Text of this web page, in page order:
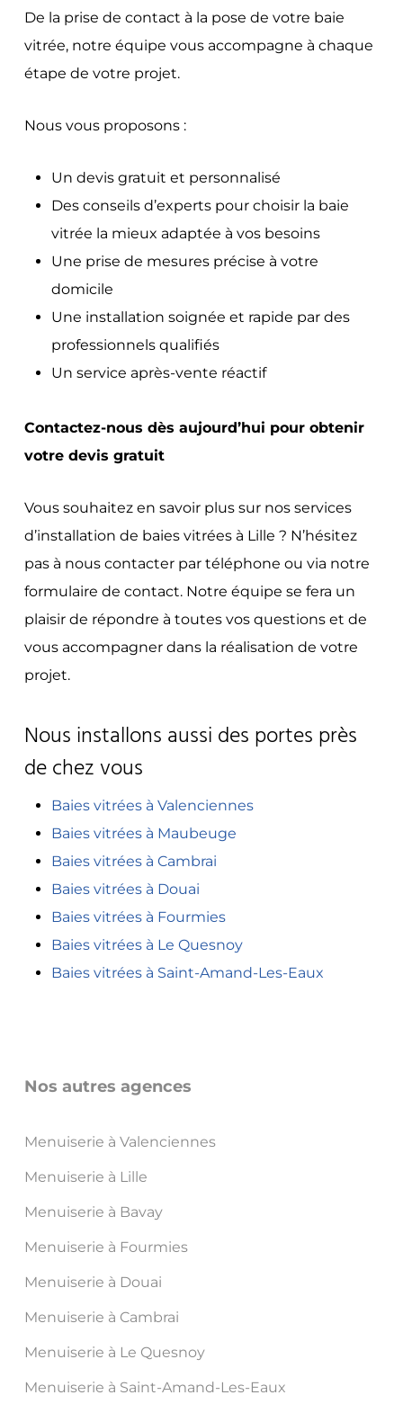
De la prise de contact à la pose de votre baie
vitrée, notre équipe vous accompagne à chaque
étape de votre projet.
Nous vous proposons :
Un devis gratuit et personnalisé
Des conseils d’experts pour choisir la baie
vitrée la mieux adaptée à vos besoins
Une prise de mesures précise à votre
domicile
Une installation soignée et rapide par des
professionnels qualifiés
Un service après-vente réactif
Contactez-nous dès aujourd’hui pour obtenir
votre devis gratuit
Vous souhaitez en savoir plus sur nos services
d’installation de baies vitrées à Lille ? N’hésitez
pas à nous contacter par téléphone ou via notre
formulaire de contact. Notre équipe se fera un
plaisir de répondre à toutes vos questions et de
vous accompagner dans la réalisation de votre​
projet.
Nous installons aussi des portes près
de chez vous
Baies vitrées à Valenciennes
Baies vitrées à Maubeuge
Baies vitrées à Cambrai
Baies vitrées à Douai
Baies vitrées à Fourmies
Baies vitrées à Le Quesnoy
Baies vitrées à Saint-Amand-Les-Eaux
Nos autres agences
Menuiserie à Valenciennes
Menuiserie à Lille
Menuiserie à Bavay
Menuiserie à Fourmies
Menuiserie à Douai
Menuiserie à Cambrai
Menuiserie à Le Quesnoy
Menuiserie à Saint-Amand-Les-Eaux